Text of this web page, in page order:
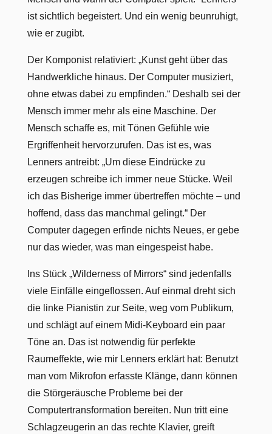
ist sichtlich begeistert. Und ein wenig beunruhigt,
wie er zugibt.
Der Komponist relativiert: „Kunst geht über das
Handwerkliche hinaus. Der Computer musiziert,
ohne etwas dabei zu empfinden.“ Deshalb sei der
Mensch immer mehr als eine Maschine. Der
Mensch schaffe es, mit Tönen Gefühle wie
Ergriffenheit hervorzurufen. Das ist es, was
Lenners antreibt: „Um diese Eindrücke zu
erzeugen schreibe ich immer neue Stücke. Weil
ich das Bisherige immer übertreffen möchte – und
hoffend, dass das manchmal gelingt.“ Der
Computer dagegen erfinde nichts Neues, er gebe
nur das wieder, was man eingespeist habe.
Ins Stück „Wilderness of Mirrors“ sind jedenfalls
viele Einfälle eingeflossen. Auf einmal dreht sich
die linke Pianistin zur Seite, weg vom Publikum,
und schlägt auf einem Midi-Keyboard ein paar
Töne an. Das ist notwendig für perfekte
Raumeffekte, wie mir Lenners erklärt hat: Benutzt
man vom Mikrofon erfasste Klänge, dann können
die Störgeräusche Probleme bei der
Computertransformation bereiten. Nun tritt eine
Schlagzeugerin an das rechte Klavier, greift